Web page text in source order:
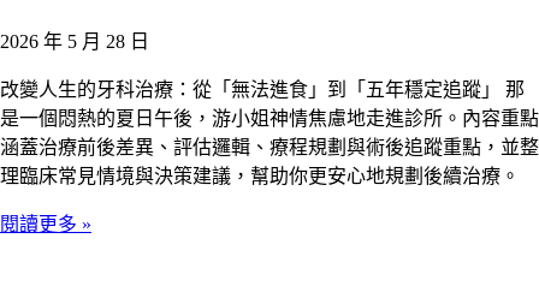
2026 年 5 月 28 日
改變人生的牙科治療：從「無法進食」到「五年穩定追蹤」 那
是一個悶熱的夏日午後，游小姐神情焦慮地走進診所。內容重點
涵蓋治療前後差異、評估邏輯、療程規劃與術後追蹤重點，並整
理臨床常見情境與決策建議，幫助你更安心地規劃後續治療。
閱讀更多 »